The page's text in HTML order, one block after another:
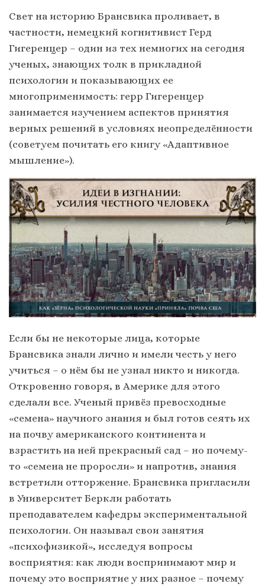
Свет на историю Брансвика проливает, в
частности, немецкий когнитивист Герд
Гигеренцер – один из тех немногих на сегодня
ученых, знающих толк в прикладной
психологии и показывающих ее
многоприменимость: герр Гигеренцер
занимается изучением аспектов принятия
верных решений в условиях неопределённости
(советуем почитать его книгу «Адаптивное
мышление»).
Если бы не некоторые лица, которые
Брансвика знали лично и имели честь у него
учиться – о нём бы не узнал никто и никогда.
Откровенно говоря, в Америке для этого
сделали все. Ученый привёз превосходные
«семена» научного знания и был готов сеять их
на почву американского континента и
взрастить на ней прекрасный сад – но почему-
то «семена не проросли» и напротив, знания
встретили отторжение. Брансвика пригласили
в Университет Беркли работать
преподавателем кафедры экспериментальной
психологии. Он называл свои занятия
«психофизикой», исследуя вопросы
восприятия: как люди воспринимают мир и
почему это восприятие у них разное – почему